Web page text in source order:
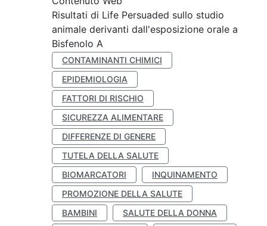
Risultati di Life Persuaded sullo studio
animale derivanti dall'esposizione orale a
Bisfenolo A
CONTAMINANTI CHIMICI
EPIDEMIOLOGIA
FATTORI DI RISCHIO
SICUREZZA ALIMENTARE
DIFFERENZE DI GENERE
TUTELA DELLA SALUTE
BIOMARCATORI
INQUINAMENTO
PROMOZIONE DELLA SALUTE
BAMBINI
SALUTE DELLA DONNA